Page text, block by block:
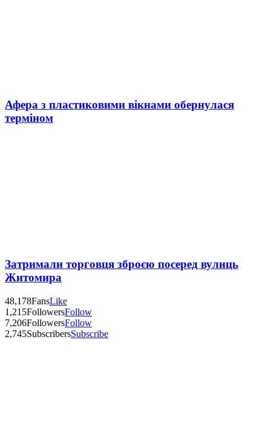
Афера з пластиковими вікнами обернулася
терміном
Затримали торговця зброєю посеред вулиць
Житомира
48,178FansLike
1,215FollowersFollow
7,206FollowersFollow
2,745SubscribersSubscribe